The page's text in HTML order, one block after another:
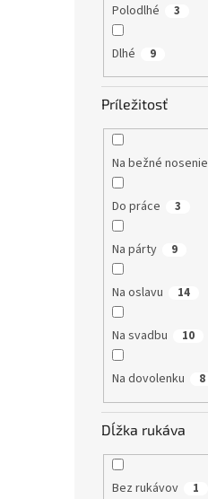
Polodlhé 3
Dlhé 9
Príležitosť
Na bežné nosenie
Do práce 3
Na párty 9
Na oslavu 14
Na svadbu 10
Na dovolenku 8
Dĺžka rukáva
Bez rukávov 1